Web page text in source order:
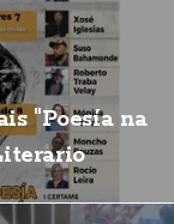
"Poesía na